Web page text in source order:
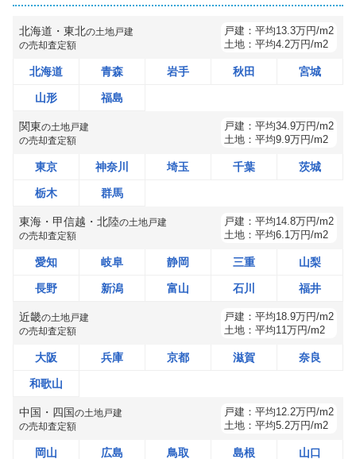
北海道・東北の土地戸建
の売却査定額
戸建： 平均13.3万円/m2
土地： 平均4.2万円/m2
北海道 青森 岩手 秋田 宮城
山形 福島
関東の土地戸建
の売却査定額
戸建： 平均34.9万円/m2
土地： 平均9.9万円/m2
東京 神奈川 埼玉 千葉 茨城
栃木 群馬
東海・甲信越・北陸の土地戸建
の売却査定額
戸建： 平均14.8万円/m2
土地： 平均6.1万円/m2
愛知 岐阜 静岡 三重 山梨
長野 新潟 富山 石川 福井
近畿の土地戸建
の売却査定額
戸建： 平均18.9万円/m2
土地： 平均11万円/m2
大阪 兵庫 京都 滋賀 奈良
和歌山
中国・四国の土地戸建
の売却査定額
戸建： 平均12.2万円/m2
土地： 平均5.2万円/m2
岡山 広島 鳥取 島根 山口